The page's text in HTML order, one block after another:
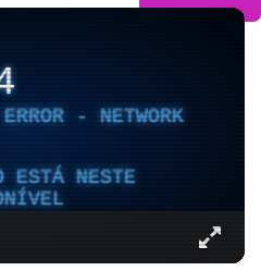
- NETWORK
ESTÁ NESTE